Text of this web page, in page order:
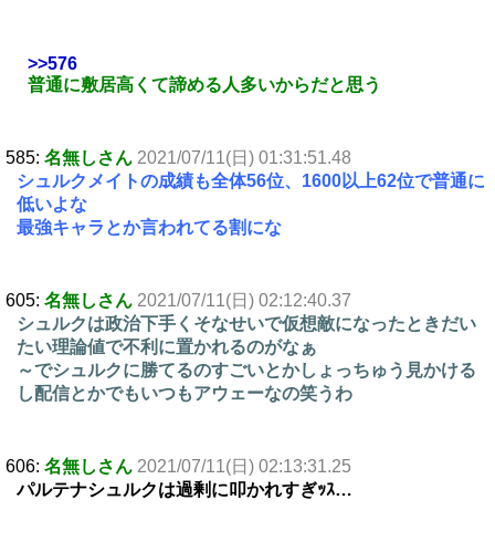
>>576
普通に敷居高くて諦める人多いからだと思う
585: 名無しさん 2021/07/11(日) 01:31:51.48
シュルクメイトの成績も全体56位、1600以上62位で普通に
低いよな
最強キャラとか言われてる割にな
605: 名無しさん 2021/07/11(日) 02:12:40.37
シュルクは政治下手くそなせいで仮想敵になったときだい
たい理論値で不利に置かれるのがなぁ
～でシュルクに勝てるのすごいとかしょっちゅう見かける
し配信とかでもいつもアウェーなの笑うわ
606: 名無しさん 2021/07/11(日) 02:13:31.25
パルテナシュルクは過剰に叩かれすぎｯｽ…